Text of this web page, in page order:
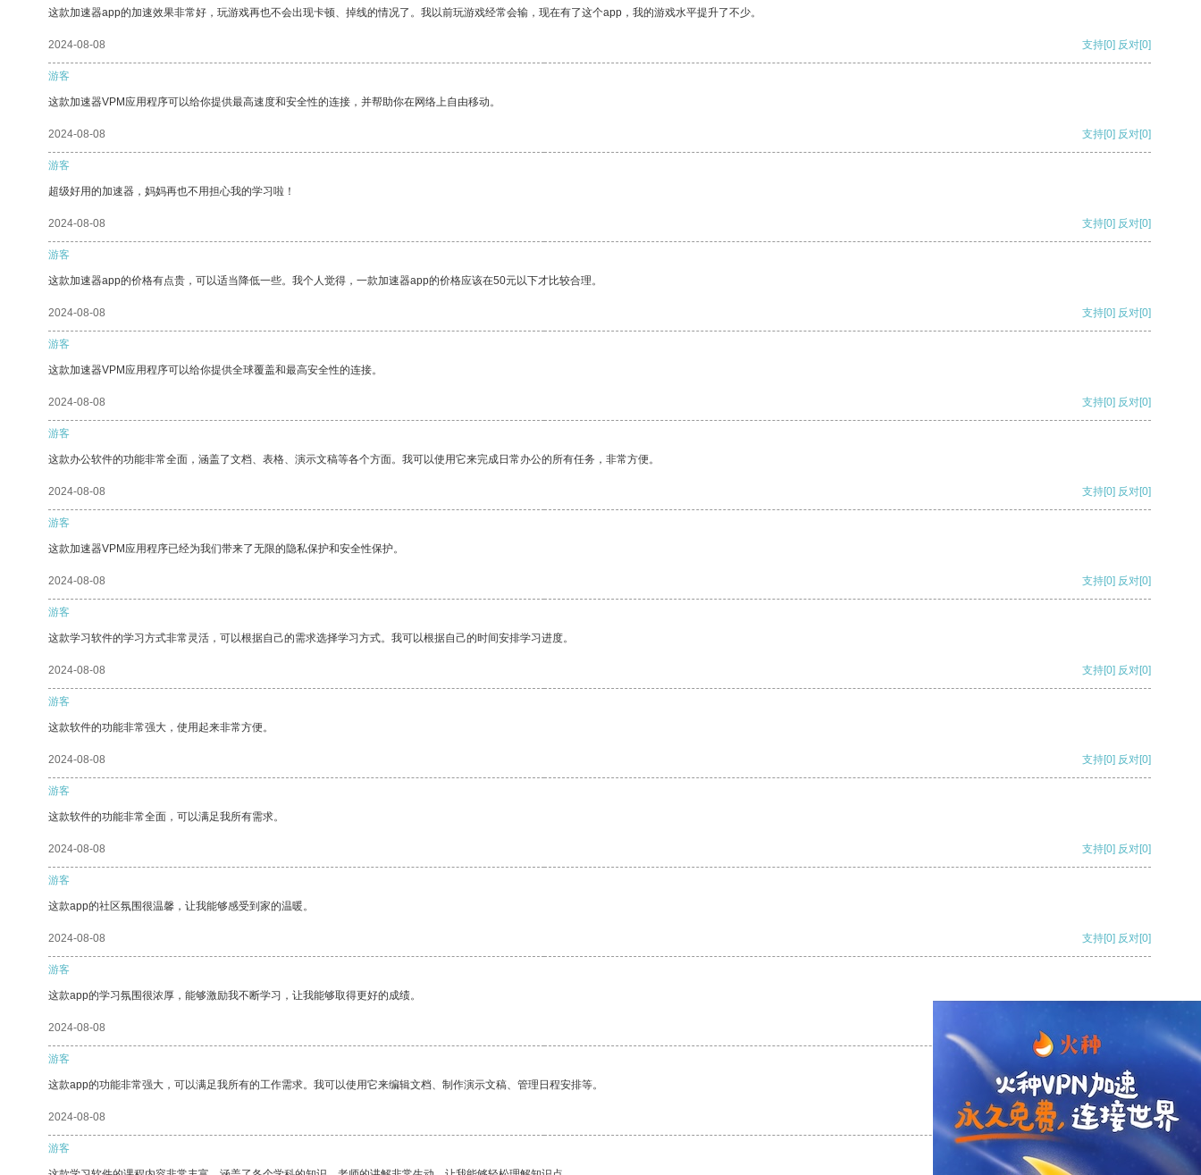
这款加速器app的加速效果非常好，玩游戏再也不会出现卡顿、掉线的情况了。我以前玩游戏经常会输，现在有了这个app，我的游戏水平提升了不少。
2024-08-08 支持[0] 反对[0]
游客
这款加速器VPM应用程序可以给你提供最高速度和安全性的连接，并帮助你在网络上自由移动。
2024-08-08 支持[0] 反对[0]
游客
超级好用的加速器，妈妈再也不用担心我的学习啦！
2024-08-08 支持[0] 反对[0]
游客
这款加速器app的价格有点贵，可以适当降低一些。我个人觉得，一款加速器app的价格应该在50元以下才比较合理。
2024-08-08 支持[0] 反对[0]
游客
这款加速器VPM应用程序可以给你提供全球覆盖和最高安全性的连接。
2024-08-08 支持[0] 反对[0]
游客
这款办公软件的功能非常全面，涵盖了文档、表格、演示文稿等各个方面。我可以使用它来完成日常办公的所有任务，非常方便。
2024-08-08 支持[0] 反对[0]
游客
这款加速器VPM应用程序已经为我们带来了无限的隐私保护和安全性保护。
2024-08-08 支持[0] 反对[0]
游客
这款学习软件的学习方式非常灵活，可以根据自己的需求选择学习方式。我可以根据自己的时间安排学习进度。
2024-08-08 支持[0] 反对[0]
游客
这款软件的功能非常强大，使用起来非常方便。
2024-08-08 支持[0] 反对[0]
游客
这款软件的功能非常全面，可以满足我所有需求。
2024-08-08 支持[0] 反对[0]
游客
这款app的社区氛围很温馨，让我能够感受到家的温暖。
2024-08-08 支持[0] 反对[0]
游客
这款app的学习氛围很浓厚，能够激励我不断学习，让我能够取得更好的成绩。
2024-08-08
游客
这款app的功能非常强大，可以满足我所有的工作需求。我可以使用它来编辑文档、制作演示文稿、管理日程安排等。
2024-08-08 支持 [0] 反对[0]
游客